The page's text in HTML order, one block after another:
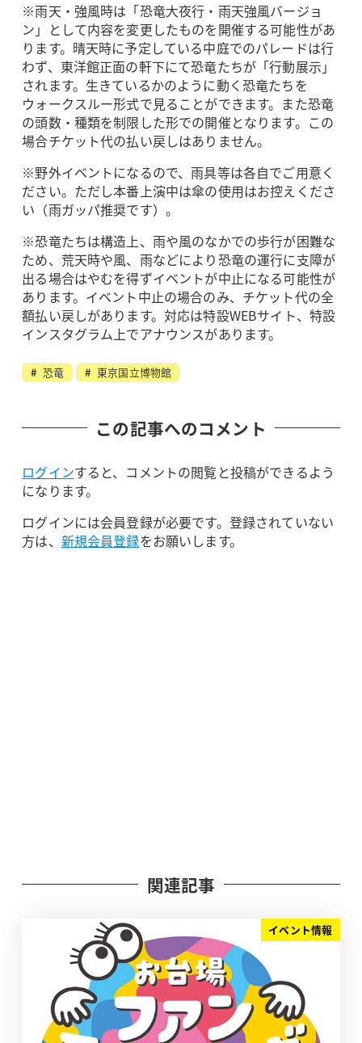
※雨天・強風時は「恐竜大夜行・雨天強風バージョ
ン」として内容を変更したものを開催する可能性があ
ります。晴天時に予定している中庭でのパレードは行
わず、東洋館正面の軒下にて恐竜たちが「行動展示」
されます。生きているかのように動く恐竜たちを
ウォークスルー形式で見ることができます。また恐竜
の頭数・種類を制限した形での開催となります。この
場合チケット代の払い戻しはありません。
※野外イベントになるので、雨具等は各自でご用意く
ださい。ただし本番上演中は傘の使用はお控えくださ
い（雨ガッパ推奨です）。
※恐竜たちは構造上、雨や風のなかでの歩行が困難な
ため、荒天時や風、雨などにより恐竜の運行に支障が
出る場合はやむを得ずイベントが中止になる可能性が
あります。イベント中止の場合のみ、チケット代の全
額払い戻しがあります。対応は特設WEBサイト、特設
インスタグラム上でアナウンスがあります。
恐竜 東京国立博物館
この記事へのコメント
ログインすると、コメントの閲覧と投稿ができるよう
になります。
ログインには会員登録が必要です。登録されていない
方は、 新規会員登録をお願いします。
関連記事
イベント情報